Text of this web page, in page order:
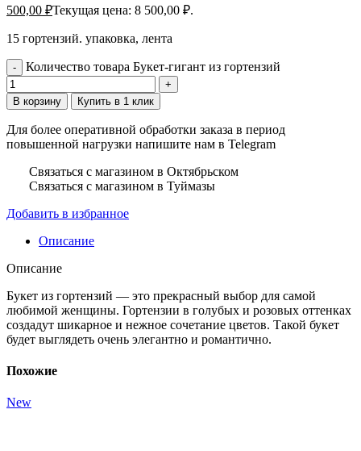
500,00 ₽Текущая цена: 8 500,00 ₽.
15 гортензий. упаковка, лента
Количество товара Букет-гигант из гортензий
В корзину Купить в 1 клик
Для более оперативной обработки заказа в период
повышенной нагрузки напишите нам в Telegram
Связаться с магазином в Октябрьском
Связаться с магазином в Туймазы
Добавить в избранное
Описание
Описание
Букет из гортензий — это прекрасный выбор для самой
любимой женщины. Гортензии в голубых и розовых оттенках
создадут шикарное и нежное сочетание цветов. Такой букет
будет выглядеть очень элегантно и романтично.
Похожие
New